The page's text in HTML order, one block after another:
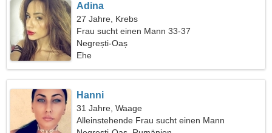
Adina
27 Jahre, Krebs
Frau sucht einen Mann 33-37
Negrești-Oaș
Ehe
Hanni
31 Jahre, Waage
Alleinstehende Frau sucht einen Mann